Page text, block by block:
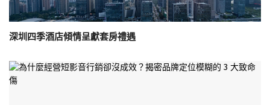
深圳四季酒店傾情呈獻套房禮遇